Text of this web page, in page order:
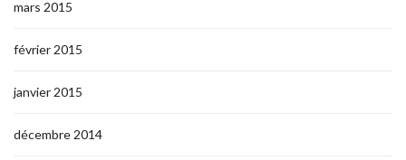
mars 2015
février 2015
janvier 2015
décembre 2014